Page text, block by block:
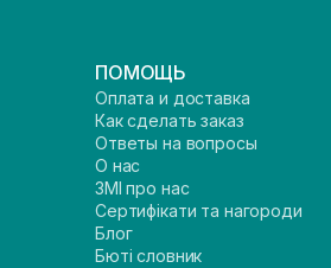
ПОМОЩЬ
Оплата и доставка
Как сделать заказ
Ответы на вопросы
О нас
ЗМІ про нас
Сертифікати та нагороди
Блог
Бюті словник